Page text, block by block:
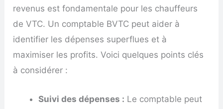
revenus est fondamentale pour les chauffeurs
de VTC. Un comptable BVTC peut aider à
identifier les dépenses superflues et à
maximiser les profits. Voici quelques points clés
à considérer :
Suivi des dépenses : Le comptable peut